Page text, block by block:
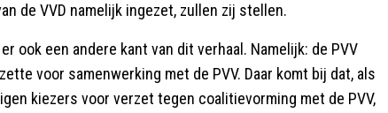
de VVD namelijk ingezet, zullen zij stellen.
ook een andere kant van dit verhaal. Namelijk: de PVV
voor samenwerking met de PVV. Daar komt bij dat, als
kiezers voor verzet tegen coalitievorming met de PVV,